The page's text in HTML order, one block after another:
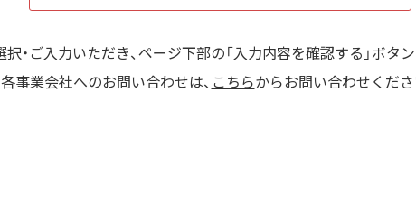
・ご入力いただき、ページ下部の「入力内容を確認する」ボタ
各事業会社へのお問い合わせは、 こちらからお問い合わせくださ